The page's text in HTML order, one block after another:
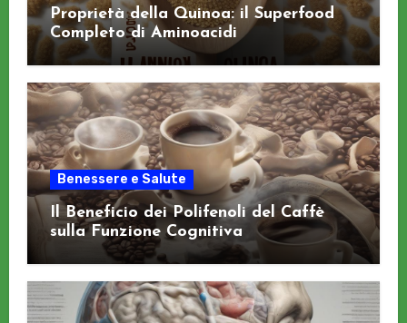
Proprietà della Quinoa: il Superfood
Completo di Aminoacidi
Benessere e Salute
Il Beneficio dei Polifenoli del Caffè
sulla Funzione Cognitiva